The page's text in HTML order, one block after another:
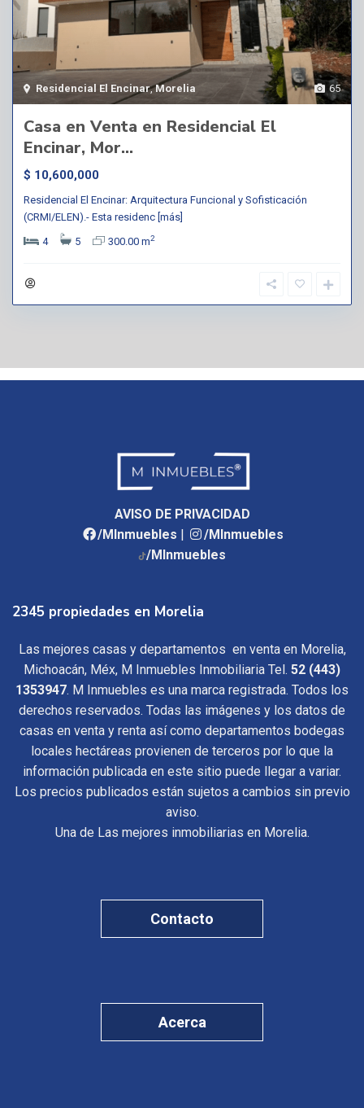
65
Residencial El Encinar,Morelia
Casa en Venta en Residencial El
Encinar, Mor...
$ 10,600,000
Residencial El Encinar: Arquitectura Funcional y Sofisticación
(CRMI/ELEN).- Esta residenc [más]
4
5 300.00 m2
AVISO DE PRIVACIDAD
/MInmuebles |
/MInmuebles
/MInmuebles
2345 propiedades en Morelia
Las mejores casas y departamentos en venta en Morelia,
Michoacán, Méx, M Inmuebles Inmobiliaria Tel. 52 (443)
1353947. M Inmuebles es una marca registrada. Todos los
derechos reservados. Todas las imágenes y los datos de
casas en venta y renta así como departamentos bodegas
locales hectáreas provienen de terceros por lo que la
información publicada en este sitio puede llegar a variar.
Los precios publicados están sujetos a cambios sin previo
aviso.
Una de Las mejores inmobiliarias en Morelia.